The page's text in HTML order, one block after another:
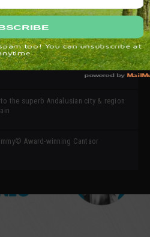
* ‘We are all SIMOF’
to the superb Andalusian city & region
Award-winning Cantaor